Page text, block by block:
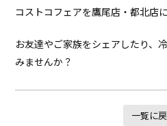
コストコフェアを鷹尾店・都北店
お友達やご家族をシェアしたり、
みませんか？
一覧に